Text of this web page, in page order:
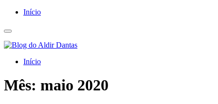
Início
Início
Mês: maio 2020